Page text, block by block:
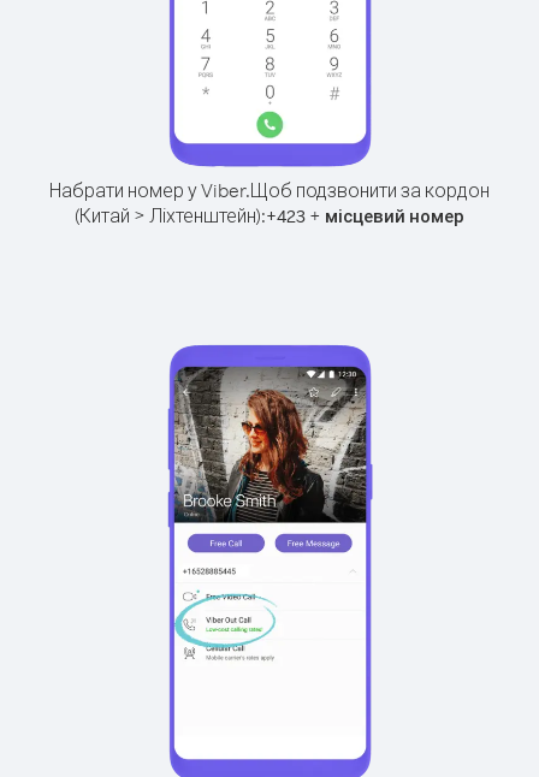
Набрати номер у Viber.Щоб подзвонити за кордон
(Китай > Ліхтенштейн):+423 + місцевий номер